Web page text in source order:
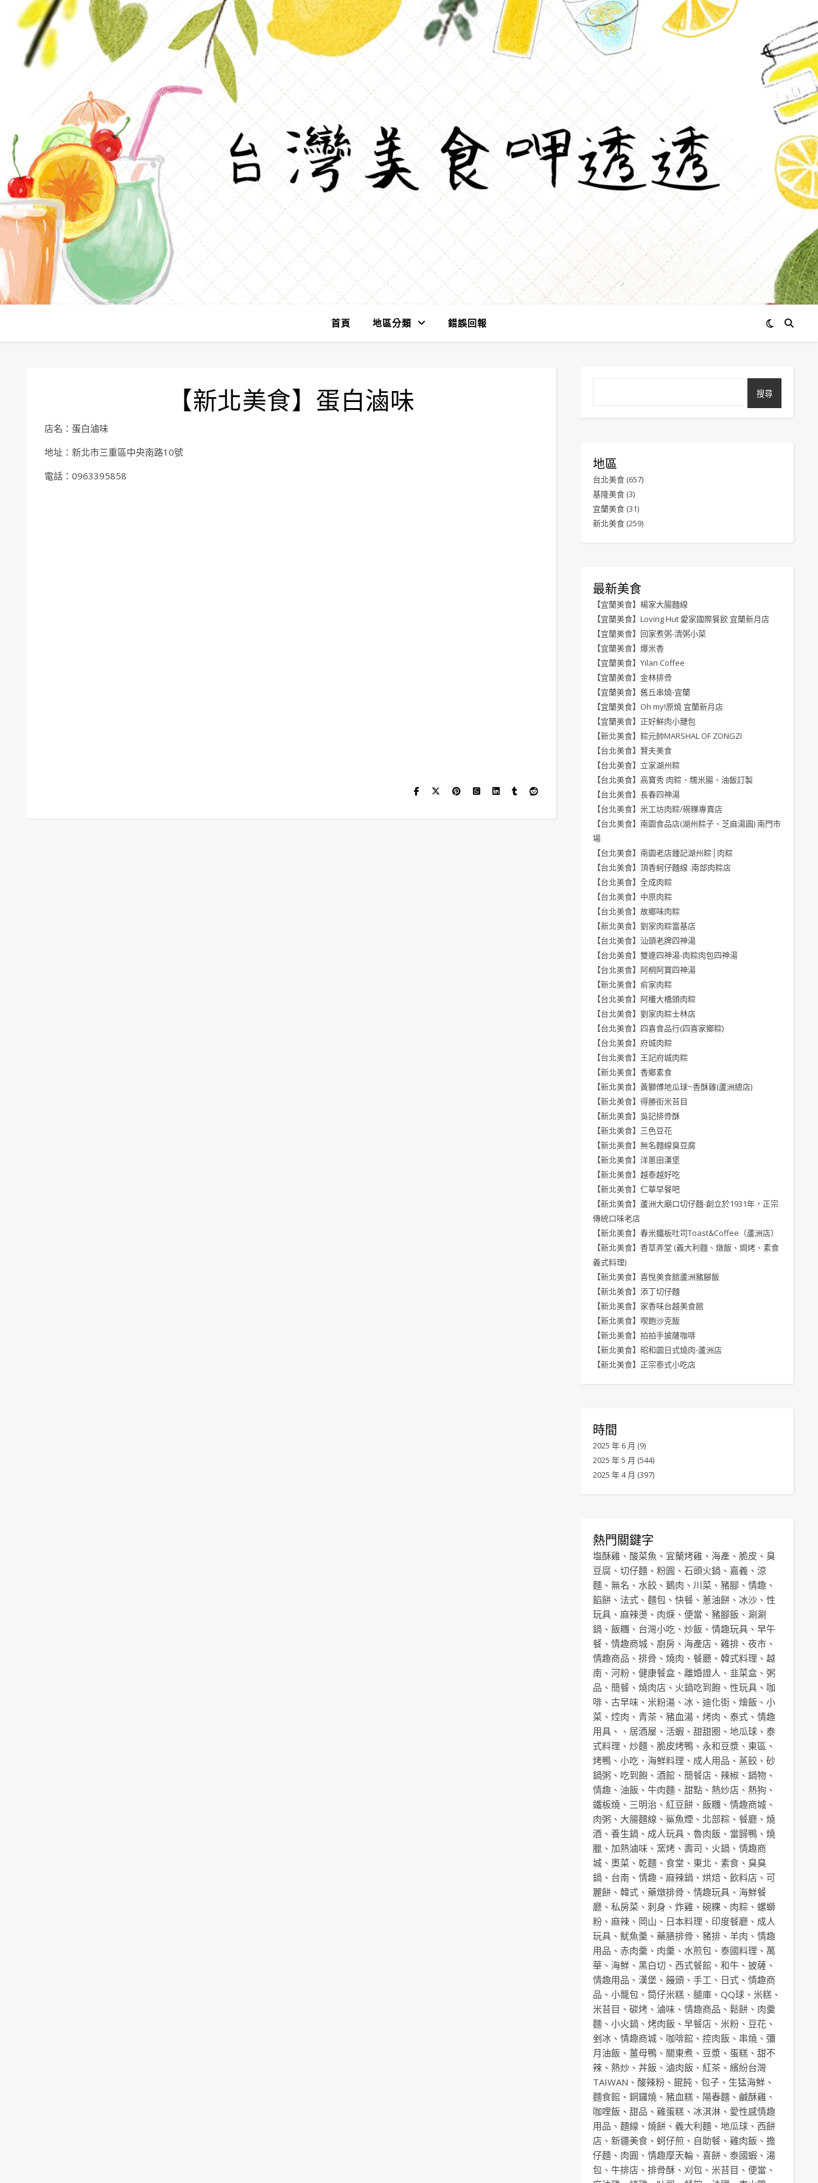
首頁 地區分類 錯誤回報
【新北美食】蛋白滷味
店名：蛋白滷味
地址：新北市三重區中央南路10號
電話：0963395858
搜尋
地區
台北美食 (657)
基隆美食 (3)
宜蘭美食 (31)
新北美食 (259)
最新美食
【宜蘭美食】楊家大腸麵線
【宜蘭美食】Loving Hut 愛家國際餐飲 宜蘭新月店
【宜蘭美食】回家煮粥-清粥小菜
【宜蘭美食】爆米香
【宜蘭美食】Yilan Coffee
【宜蘭美食】金林排骨
【宜蘭美食】舊丘串燒-宜蘭
【宜蘭美食】Oh my!原燒 宜蘭新月店
【宜蘭美食】正好鮮肉小籠包
【新北美食】粽元帥MARSHAL OF ZONGZI
【台北美食】賢夫美食
【台北美食】立家湖州粽
【台北美食】高寶秀 肉粽、糯米腸、油飯訂製
【台北美食】長春四神湯
【台北美食】米工坊肉粽/碗粿專賣店
【台北美食】南園食品店(湖州粽子、芝麻湯圓) 南門市
場
【台北美食】南園老店鍾記湖州粽│肉粽
【台北美食】頂香蚵仔麵線 .南部肉粽店
【台北美食】全成肉粽
【台北美食】中原肉粽
【台北美食】故鄉味肉粽
【新北美食】劉家肉粽富基店
【台北美食】汕頭老牌四神湯
【台北美食】雙連四神湯-肉粽肉包四神湯
【台北美食】阿桐阿寶四神湯
【新北美食】俞家肉粽
【台北美食】阿欉大橋頭肉粽
【台北美食】劉家肉粽士林店
【台北美食】四喜食品行(四喜家鄉粽)
【台北美食】府城肉粽
【台北美食】王記府城肉粽
【新北美食】香鄉素食
【新北美食】黃獅傅地瓜球~香酥雞(蘆洲總店)
【新北美食】得勝街米苔目
【新北美食】吳記排骨酥
【新北美食】三色豆花
【新北美食】無名麵線臭豆腐
【新北美食】洋蔥田漢堡
【新北美食】越泰越好吃
【新北美食】仁華早餐吧
【新北美食】蘆洲大廟口切仔麵-創立於1931年，正宗
傳統口味老店
【新北美食】春米鐵板吐司Toast&Coffee（蘆洲店）
【新北美食】香草弄堂 (義大利麵、燉飯、焗烤、素食
義式料理)
【新北美食】喜悅美食館蘆洲豬腳飯
【新北美食】添丁切仔麵
【新北美食】家香味台越美食館
【新北美食】喫飽沙克飯
【新北美食】拍拍手披薩咖啡
【新北美食】昭和園日式燒肉-蘆洲店
【新北美食】正宗泰式小吃店
時間
2025 年 6 月 (9)
2025 年 5 月 (544)
2025 年 4 月 (397)
熱門關鍵字
塩酥雞 、 酸菜魚 、 宜蘭烤雞 、 海產 、 脆皮 、 臭
豆腐 、 切仔麵 、 粉圓 、 石頭火鍋 、 嘉義 、 涼
麵 、 無名 、 水餃 、 鵝肉 、 川菜 、 豬腳 、 情趣 、
餡餅 、 法式 、 麵包 、 快餐 、 蔥油餅 、 冰沙 、 性
玩具 、 麻辣燙 、 肉焿 、 便當 、 豬腳飯 、 涮涮
鍋 、 飯糰 、 台灣小吃 、 炒飯 、 情趣玩具 、 早午
餐 、 情趣商城 、 廚房 、 海產店 、 雞排 、 夜市 、
情趣商品 、 排骨 、 燒肉 、 餐廳 、 韓式料理 、 越
南 、 河粉 、 健康餐盒 、 離婚證人 、 韭菜盒 、 粥
品 、 簡餐 、 燒肉店 、 火鍋吃到飽 、 性玩具 、 咖
啡 、 古早味 、 米粉湯 、 冰 、 迪化街 、 燴飯 、 小
菜 、 焢肉 、 青茶 、 豬血湯 、 烤肉 、 泰式 、 情趣
用具 、、 居酒屋 、 活蝦 、 甜甜圈 、 地瓜球 、 泰
式料理 、 炒麵 、 脆皮烤鴨 、 永和豆漿 、 東區 、
烤鴨 、 小吃 、 海鮮料理 、 成人用品 、 蒸餃 、 砂
鍋粥 、 吃到飽 、 酒館 、 簡餐店 、 辣椒 、 鍋物 、
情趣 、 油飯 、 牛肉麵 、 甜點 、 熱炒店 、 熱狗 、
鐵板燒 、 三明治 、 紅豆餅 、 飯糰 、 情趣商城 、
肉粥 、 大腸麵線 、 鯊魚煙 、 北部粽 、 餐廳 、 燒
酒 、 養生鍋 、 成人玩具 、 魯肉飯 、 當歸鴨 、 燒
臘 、 加熱滷味 、 窯烤 、 壽司 、 火鍋 、 情趣商
城 、 奧菜 、 乾麵 、 食堂 、 東北 、 素食 、 臭臭
鍋 、 台南 、 情趣 、 麻辣鍋 、 烘焙 、 飲料店 、 可
麗餅 、 韓式 、 藥燉排骨 、 情趣玩具 、 海鮮餐
廳 、 私房菜 、 刺身 、 炸雞 、 碗粿 、 肉粽 、 螺螄
粉 、 麻辣 、 岡山 、 日本料理 、 印度餐廳 、 成人
玩具 、 魷魚羹 、 藥膳排骨 、 豬排 、 羊肉 、 情趣
用品 、 赤肉羹 、 肉羹 、 水煎包 、 泰國料理 、 萬
華 、 海鮮 、 黑白切 、 西式餐館 、 和牛 、 披薩 、
情趣用品 、 漢堡 、 饅頭 、 手工 、 日式 、 情趣商
品 、 小籠包 、 筒仔米糕 、 腿庫 、 QQ球 、 米糕 、
米苔目 、 碳烤 、 滷味 、 情趣商品 、 鬆餅 、 肉羹
麵 、 小火鍋 、 烤肉飯 、 早餐店 、 米粉 、 豆花 、
剉冰 、 情趣商城 、 咖啡館 、 控肉飯 、 串燒 、 彌
月油飯 、 薑母鴨 、 關東煮 、 豆漿 、 蛋糕 、 甜不
辣 、 熱炒 、 丼飯 、 滷肉飯 、 紅茶 、 繽紛台灣
TAIWAN 、 酸辣粉 、 餛飩 、 包子 、 生猛海鮮 、
麵食館 、 銅鑼燒 、 豬血糕 、 陽春麵 、 鹹酥雞 、
咖哩飯 、 甜品 、 雞蛋糕 、 冰淇淋 、 愛性感情趣
用品 、 麵線 、 燒餅 、 義大利麵 、 地瓜球 、 西餅
店 、 新疆美食 、 蚵仔煎 、 自助餐 、 雞肉飯 、 擔
仔麵 、 肉圓 、 情趣摩天輪 、 喜餅 、 泰國蝦 、 湯
包 、 牛排店 、 排骨酥 、 刈包 、 米苔目 、 便當 、